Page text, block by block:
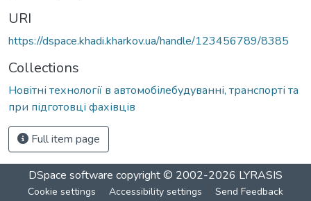
URI
https://dspace.khadi.kharkov.ua/handle/123456789/8385
Collections
Новітні технології в автомобілебудуванні, транспорті та
при підготовці фахівців
Full item page
DSpace software copyright © 2002-2026 LYRASIS
Cookie settings Accessibility settings Send Feedback